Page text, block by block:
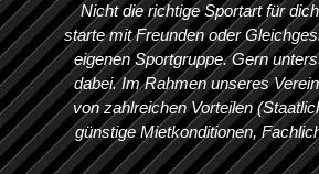
Nicht die richtige Sportart für
starte mit Freunden oder
eigenen Sportgruppe. Gern
dabei. Im Rahmen unseres
von zahlreichen Vorteilen
günstige Mietkonditionen,